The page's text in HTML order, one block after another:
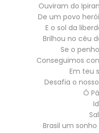
Ouviram do
De um povo
E o sol da
Brilhou no céu
Se o
Conseguimos
Em teu
Desafia o
Ó
Brasil um